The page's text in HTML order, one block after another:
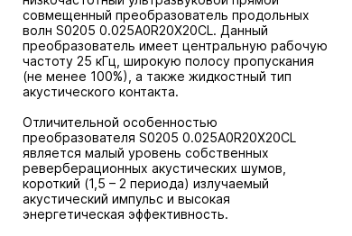
совмещенный преобразователь продольных
волн S0205 0.025A0R20Х20CL. Данный
преобразователь имеет центральную рабочую
частоту 25 кГц, широкую полосу пропускания
(не менее 100%), а также жидкостный тип
акустического контакта.
Отличительной особенностью
преобразователя S0205 0.025A0R20Х20CL
является малый уровень собственных
реверберационных акустических шумов,
короткий (1,5 – 2 периода) излучаемый
акустический импульс и высокая
энергетическая эффективность.